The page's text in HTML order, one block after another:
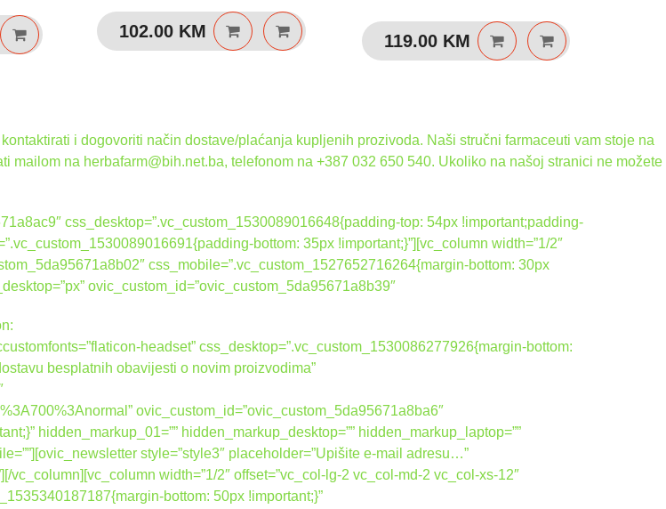
102.00 KM
119.00 KM
i dogovoriti način dostave/plaćanja kupljenih prozivoda. Naši stručni farmaceuti vam stoje na
na herbafarm@bih.net.ba, telefonom na +387 032 650 540. Ukoliko na našoj stranici ne možete
css_desktop=”.vc_custom_1530089016648{padding-top: 54px !important;padding-
bottom: 35px !important;}”][vc_column width=”1/2″
css_mobile=”.vc_custom_1527652716264{margin-bottom: 30px
ovic_custom_id=”ovic_custom_5da95671a8b39″
headset” css_desktop=”.vc_custom_1530086277926{margin-bottom:
besplatnih obavijesti o novim proizvodima”
ovic_custom_id=”ovic_custom_5da95671a8ba6″
hidden_markup_01=”” hidden_markup_desktop=”” hidden_markup_laptop=””
style=”style3″ placeholder=”Upišite e-mail adresu…”
width=”1/2″ offset=”vc_col-lg-2 vc_col-md-2 vc_col-xs-12″
bottom: 50px !important;}”